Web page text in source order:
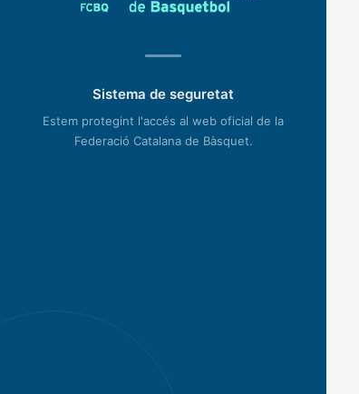
Sistema de seguretat
Estem protegint l'accés al web oficial de la
Federació Catalana de Bàsquet.